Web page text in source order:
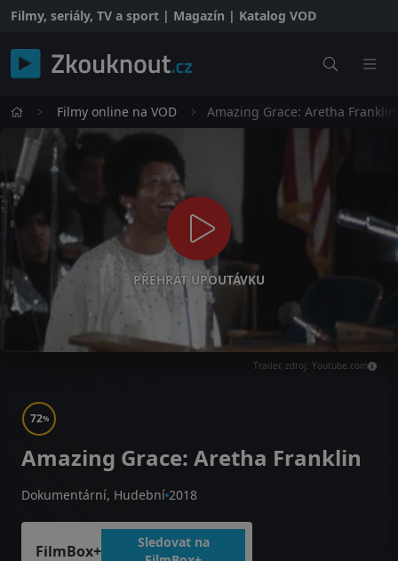
Filmy, seriály, TV a sport | Magazín | Katalog VOD
Filmy online na VOD Amazing Grace: Aretha Franklin
PŘEHRÁT UPOUTÁVKU
Trailer, zdroj: Youtube.com
72%
Amazing Grace: Aretha Franklin
Dokumentární, Hudební 2018
FilmBox+
Sledovat na